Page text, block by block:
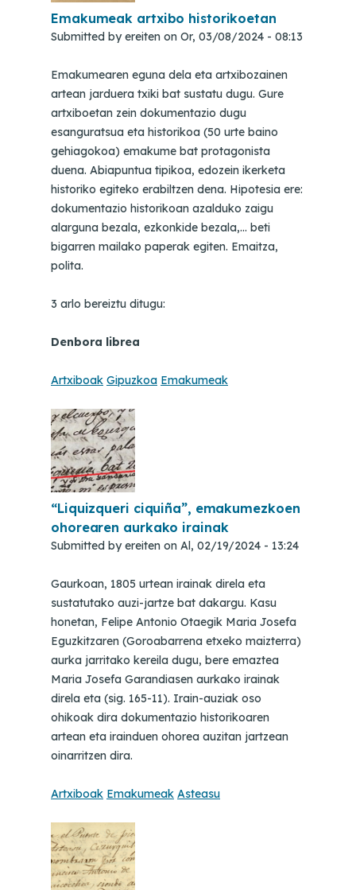
Emakumeak artxibo historikoetan
Submitted byereiten on Or, 03/08/2024 - 08:13
Emakumearen eguna dela eta artxibozainen
artean jarduera txiki bat sustatu dugu. Gure
artxiboetan zein dokumentazio dugu
esanguratsua eta historikoa (50 urte baino
gehiagokoa) emakume bat protagonista
duena. Abiapuntua tipikoa, edozein ikerketa
historiko egiteko erabiltzen dena. Hipotesia ere:
dokumentazio historikoan azalduko zaigu
alarguna bezala, ezkonkide bezala,… beti
bigarren mailako paperak egiten. Emaitza,
polita.
3 arlo bereiztu ditugu:
Denbora librea
Artxiboak Gipuzkoa Emakumeak
“Liquizqueri ciquiña”, emakumezkoen
ohorearen aurkako irainak
Submitted byereiten on Al, 02/19/2024 - 13:24
Gaurkoan, 1805 urtean irainak direla eta
sustatutako auzi-jartze bat dakargu. Kasu
honetan, Felipe Antonio Otaegik Maria Josefa
Eguzkitzaren (Goroabarrena etxeko maizterra)
aurka jarritako kereila dugu, bere emaztea
Maria Josefa Garandiasen aurkako irainak
direla eta (sig. 165-11). Irain-auziak oso
ohikoak dira dokumentazio historikoaren
artean eta irainduen ohorea auzitan jartzean
oinarritzen dira.
Artxiboak Emakumeak Asteasu